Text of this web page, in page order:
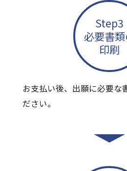
Step3
必要書
印刷
お支払い後、出願に必要な
ださい。